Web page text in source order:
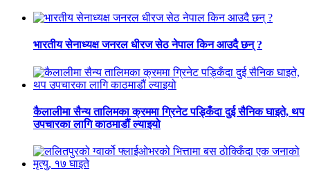
भारतीय सेनाध्यक्ष जनरल धीरज सेठ नेपाल किन आउदै छन् ?
कैलालीमा सैन्य तालिमका क्रममा ग्रिनेट पड्किँदा दुई सैनिक घाइते, थप
उपचारका लागि काठमाडौं ल्याइयो